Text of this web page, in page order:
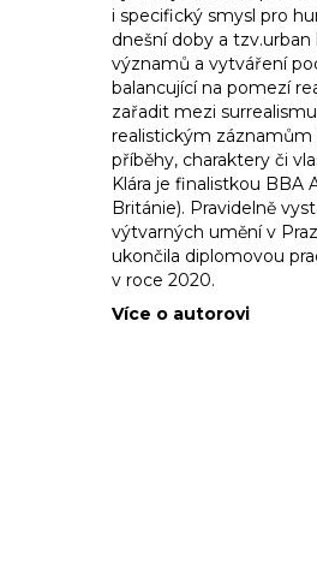
i specifický smysl pro
dnešní doby a
významů a vytváření
balancující na pomezí
zařadit mezi
realistickým záznamům
příběhy, charaktery či
Klára je finalistkou BBA
Británie). Pravidelně
výtvarných umění v
ukončila diplomovou
v roce 2020.
Více o autorovi